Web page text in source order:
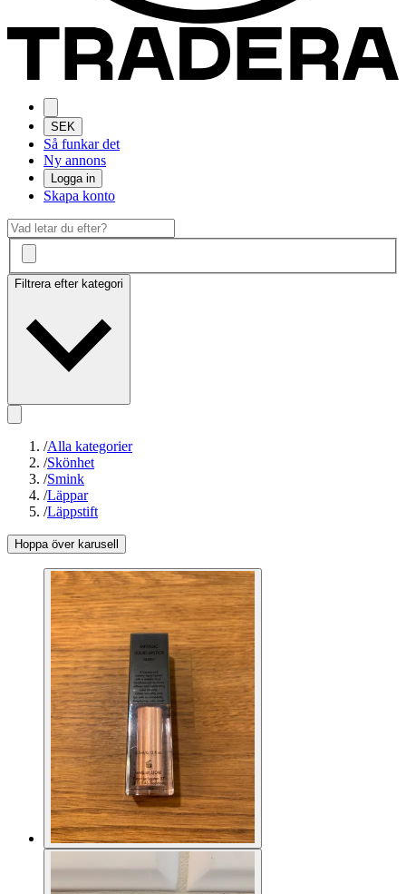
SEK
Så funkar det
Ny annons
Logga in
Skapa konto
Filtrera efter kategori
/Alla kategorier
/Skönhet
/Smink
/Läppar
/Läppstift
Hoppa över karusell